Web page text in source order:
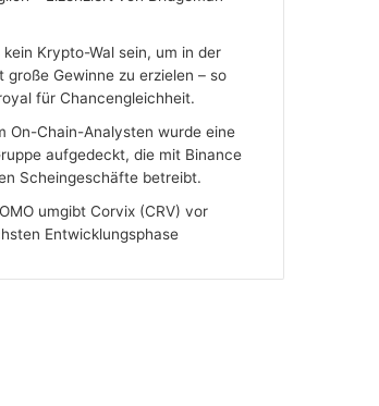
kein Krypto-Wal sein, um in der
große Gewinne zu erzielen – so
für Chancengleichheit.
On-Chain-Analysten wurde eine
aufgedeckt, die mit Binance
Scheingeschäfte betreibt.
umgibt Corvix (CRV) vor
Entwicklungsphase